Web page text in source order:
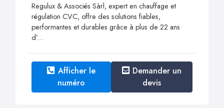
Regulux & Associés Sàrl, expert en chauffage et
régulation CVC, offre des solutions fiables,
performantes et durables grâce à plus de 22 ans
d’...
Afficher le
numéro
Demander un
devis